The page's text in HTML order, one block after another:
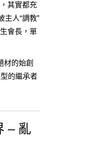
其實都充
主人“調教”
會長，單
材的始創
的繼承者
– 亂